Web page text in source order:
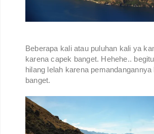
Beberapa kali atau puluhan kali ya
karena capek banget. Hehehe..
hilang lelah karena pemandangannya
banget.